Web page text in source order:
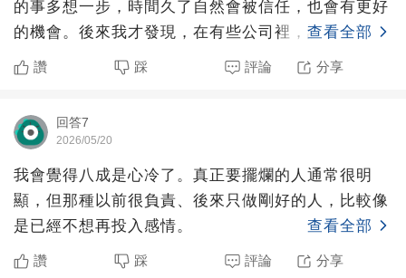
的事多想一步，時間久了自然會被信任，也會有更好
的機會。後來我才發現，在有些公司裡，認真確實會
被看見，但看見之後
查看全部
讚 踩 評論 分享
回答7
2026/05/20
我會覺得八成是心冷了。真正要擺爛的人通常很明
顯，但那種以前很負責、後來只做剛好的人，比較像
是已經不想再投入感情。
查看全部
讚 踩 評論 分享